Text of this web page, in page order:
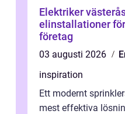
Elektriker västerås
elinstallationer
företag
03 augusti 2026
inspiration
Ett modernt
mest effektiva